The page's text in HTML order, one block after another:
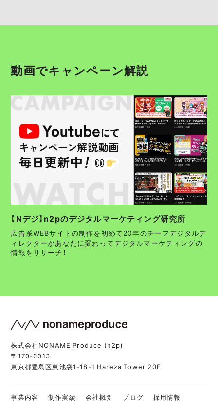
動画でキャンペーン解説
【Nデジ】n2pのデジタルマーケティング研究所
広告系WEBサイトの制作を初めて20年のチーフデジタルデ
ィレクターがあなたに変わってデジタルマーケティングの
情報をリサーチ！
株式会社NONAME Produce (n2p)
〒170-0013
東京都豊島区東池袋1-18-1 Hareza Tower 20F
事業内容 制作実績 会社概要 ブログ
採用情報